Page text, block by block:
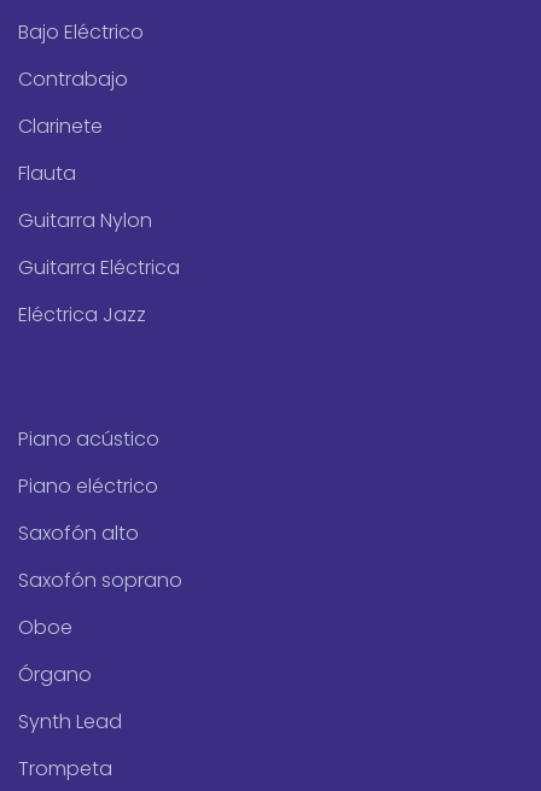
Bajo Eléctrico
Contrabajo
Clarinete
Flauta
Guitarra Nylon
Guitarra Eléctrica
Eléctrica Jazz
Piano acústico
Piano eléctrico
Saxofón alto
Saxofón soprano
Oboe
Órgano
Synth Lead
Trompeta